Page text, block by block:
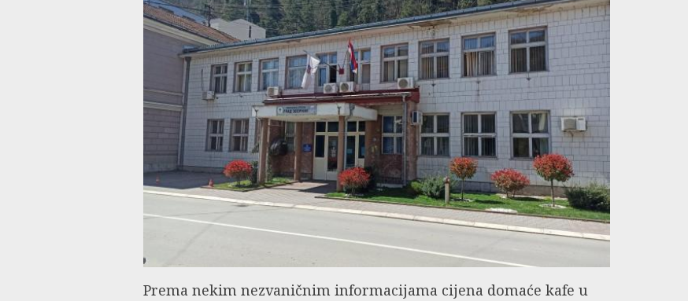
Prema nekim nezvaničnim informacijama cijena domaće kafe u